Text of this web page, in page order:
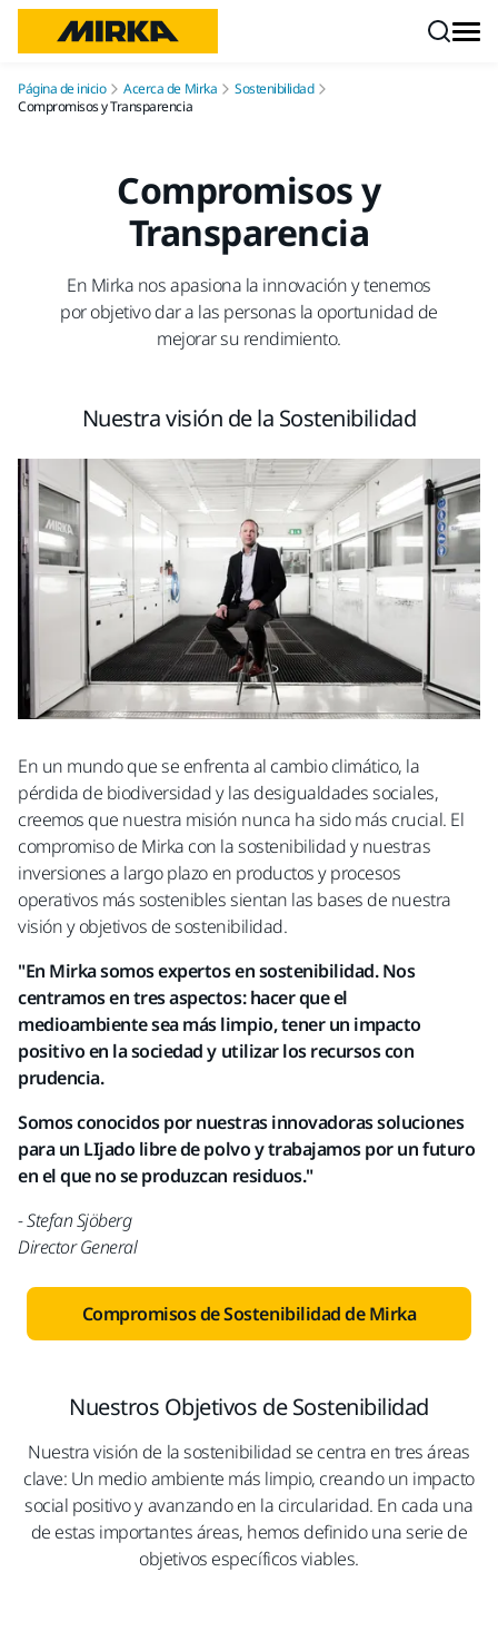
Página de inicio Acerca de Mirka
Sostenibilidad
Compromisos y Transparencia
Compromisos y
Transparencia
En Mirka nos apasiona la innovación y tenemos
por objetivo dar a las personas la oportunidad de
mejorar su rendimiento.
Nuestra visión de la Sostenibilidad
En un mundo que se enfrenta al cambio climático, la
pérdida de biodiversidad y las desigualdades sociales,
creemos que nuestra misión nunca ha sido más crucial. El
compromiso de Mirka con la sostenibilidad y nuestras
inversiones a largo plazo en productos y procesos
operativos más sostenibles sientan las bases de nuestra
visión y objetivos de sostenibilidad.
"En Mirka somos expertos en sostenibilidad. Nos
centramos en tres aspectos: hacer que el
medioambiente sea más limpio, tener un impacto
positivo en la sociedad y utilizar los recursos con
prudencia.​
Somos conocidos por nuestras innovadoras soluciones
para un LIjado libre de polvo y trabajamos por un futuro
en el que no se produzcan residuos."
- Stefan Sjöberg
Director General
Compromisos de Sostenibilidad de Mirka
Nuestros Objetivos de Sostenibilidad
Nuestra visión de la sostenibilidad se centra en tres áreas
clave: Un medio ambiente más limpio, creando un impacto
social positivo yavanzando en la circularidad. En cada una
de estas importantes áreas, hemos definido una serie de
objetivos específicos viables.